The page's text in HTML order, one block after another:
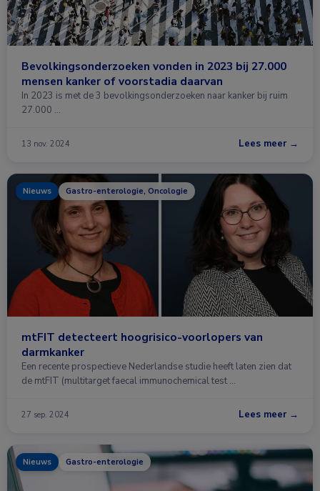
Bevolkingsonderzoeken vonden in 2023 bij 27.000
mensen kanker of voorstadia daarvan
In 2023 is met de 3 bevolkingsonderzoeken naar kanker bij ruim
27.000 …
13 nov. 2024 Lees meer →
Nieuws Gastro-enterologie, Oncologie
mtFIT detecteert hoogrisico-voorlopers van
darmkanker
Een recente prospectieve Nederlandse studie heeft laten zien dat
de mtFIT (multitarget faecal immunochemical test …
27 sep. 2024 Lees meer →
Nieuws Gastro-enterologie